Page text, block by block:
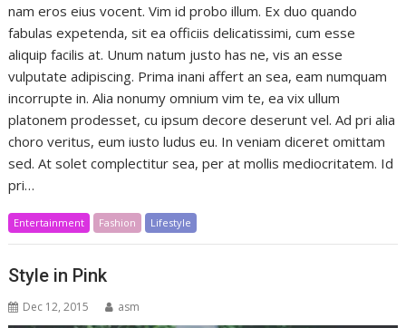
nam eros eius vocent. Vim id probo illum. Ex duo quando
fabulas expetenda, sit ea officiis delicatissimi, cum esse
aliquip facilis at. Unum natum justo has ne, vis an esse
vulputate adipiscing. Prima inani affert an sea, eam numquam
incorrupte in. Alia nonumy omnium vim te, ea vix ullum
platonem prodesset, cu ipsum decore deserunt vel. Ad pri alia
choro veritus, eum iusto ludus eu. In veniam diceret omittam
sed. At solet complectitur sea, per at mollis mediocritatem. Id
pri…
Entertainment Fashion Lifestyle
Style in Pink
Dec 12, 2015 asm